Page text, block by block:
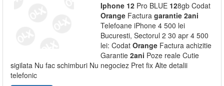
Iphone 12 Pro BLUE 128gb Codat
Orange Factura garantie 2ani
Telefoane iPhone 4 500 lei
Bucuresti, Sectorul 2 30 apr 4 500
lei: Codat Orange Factura achizitie
Garantie 2ani Poze reale Cutie
sigilata Nu fac schimburi Nu negociez Pret fix Alte detalii
telefonic